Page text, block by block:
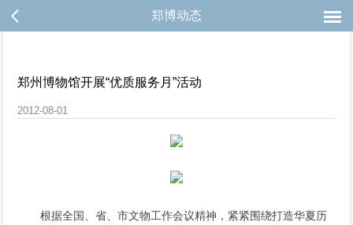
郑博动态
郑州博物馆开展“优质服务月”活动
2012-08-01
根据全国、省、市文物工作会议精神，紧紧围绕打造华夏历